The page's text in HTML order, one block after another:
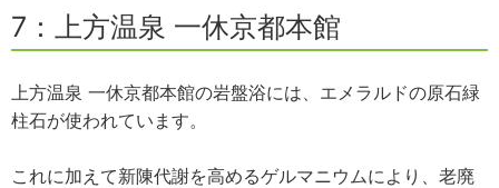
7：上方温泉 一休京都本館
上方温泉 一休京都本館の岩盤浴には、エメラルドの原石緑
柱石が使われています。
これに加えて新陳代謝を高めるゲルマニウムにより、老廃